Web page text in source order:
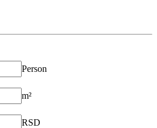
Person
m²
RSD